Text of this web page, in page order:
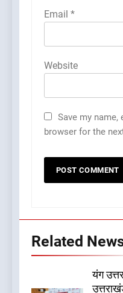
Email *
Website
Save my name,
browser for the
Related
यंग